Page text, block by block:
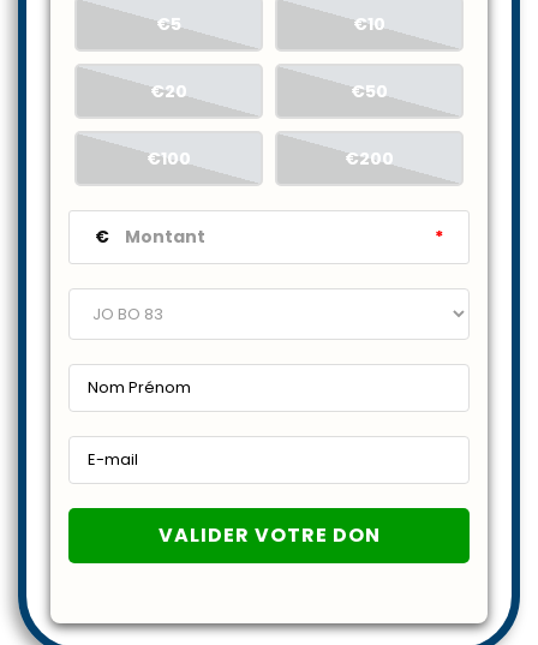
€5 €10
€20 €50
€100 €200
€ *